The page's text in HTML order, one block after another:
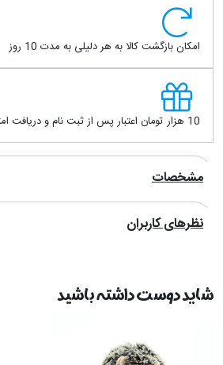
امکان بازگشت کالا به هر دلیلی به مدت 10 روز
10 هزار تومان اعتبار پس از ثبت نام و دریافت امتیاز برای خریدهای بعدی
مشخصات
نظرهای کاربران
شاید دوست داشته باشید